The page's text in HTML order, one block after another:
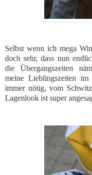
Selbst wenn ich mega
doch sehr, dass nun
die Übergangszeiten
meine Lieblingszeiten
immer nötig, vom
Lagenlook ist super